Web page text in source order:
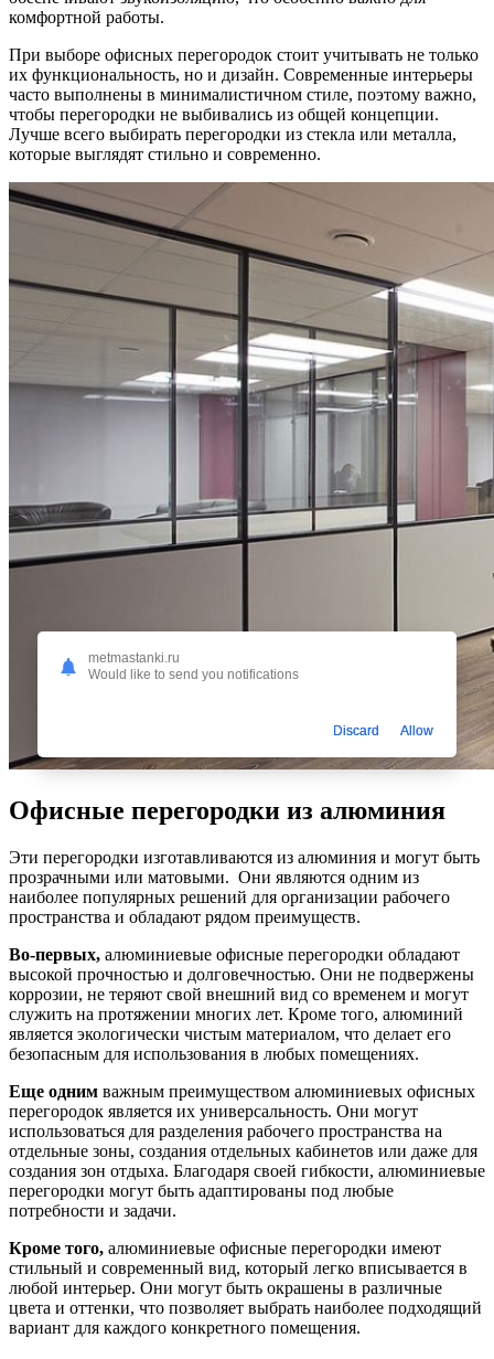
комфортной работы.
При выборе офисных перегородок стоит учитывать не только
их функциональность, но и дизайн. Современные интерьеры
часто выполнены в минималистичном стиле, поэтому важно,
чтобы перегородки не выбивались из общей концепции.
Лучше всего выбирать перегородки из стекла или металла,
которые выглядят стильно и современно.
Офисные перегородки из алюминия
Эти перегородки изготавливаются из алюминия и могут быть
прозрачными или матовыми. Они являются одним из
наиболее популярных решений для организации рабочего
пространства и обладают рядом преимуществ.
Во-первых, алюминиевые офисные перегородки обладают
высокой прочностью и долговечностью. Они не подвержены
коррозии, не теряют свой внешний вид со временем и могут
служить на протяжении многих лет. Кроме того, алюминий
является экологически чистым материалом, что делает его
безопасным для использования в любых помещениях.
Еще одним важным преимуществом алюминиевых офисных
перегородок является их универсальность. Они могут
использоваться для разделения рабочего пространства на
отдельные зоны, создания отдельных кабинетов или даже для
создания зон отдыха. Благодаря своей гибкости, алюминиевые
перегородки могут быть адаптированы под любые
потребности и задачи.
Кроме того, алюминиевые офисные перегородки имеют
стильный и современный вид, который легко вписывается в
любой интерьер. Они могут быть окрашены в различные
цвета и оттенки, что позволяет выбрать наиболее подходящий
вариант для каждого конкретного помещения.
metmastanki.ru
Would like to send you notifications
Discard Allow